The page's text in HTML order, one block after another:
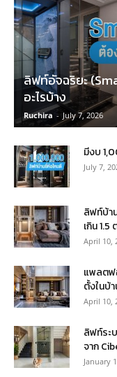
ลิฟท์อัจฉริยะ
อะไรบ้าง
Ruchira - July 7, 2026
มีงบ
July 7,
ลิฟท์บ้า
เกิน 1.5
April 10,
แพลตฟ
ตั้งในบ้
April 10,
ลิฟท์ระ
จาก
January